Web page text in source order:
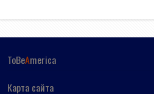
ToBeAmerica
Карта сайта